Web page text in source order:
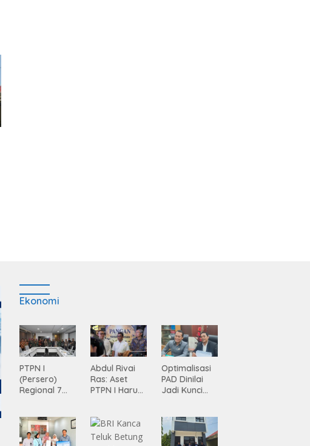
Ekonomi
PTPN I
(Persero)
Regional 7
Pengamanan
Aset dari
Abdul Rivai
Ras: Aset
PTPN I Harus
Optimalisasi
PAD Dinilai
Jadi Kunci
n
Infrastruktur